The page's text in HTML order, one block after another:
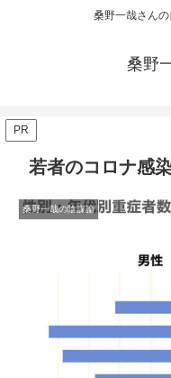
桑野一哉さんの
桑野
PR
若者のコロナ感
桑野一哉の陰謀論